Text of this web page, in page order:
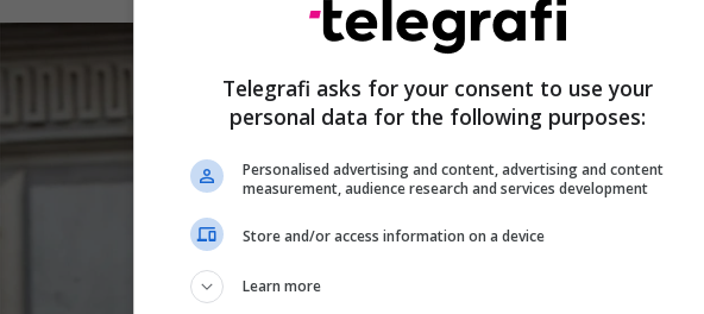
Telegrafi asks for your consent to use your
personal data for the following purposes:
Personalised advertising and content, advertising and content
measurement, audience research and services development
Store and/or access information on a device
Learn more